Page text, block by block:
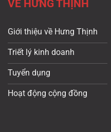
VỀ HƯNG THỊNH
Giới thiệu về Hưng Thịnh
Triết lý kinh doanh
Tuyển dụng
Hoạt động cộng đồng